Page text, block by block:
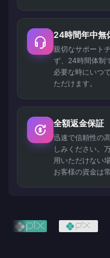
24時間年中無
親切なサポート
ず、24時間体制
必要な時にいつ
ただけます。
全額返金保証
迅速で信頼性の
しみください。
用いただけない
お客様の資金は